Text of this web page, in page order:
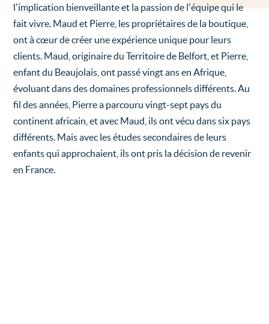
l’implication bienveillante et la passion de l’équipe qui le
fait vivre. Maud et Pierre, les propriétaires de la boutique,
ont à cœur de créer une expérience unique pour leurs
clients. Maud, originaire du Territoire de Belfort, et Pierre,
enfant du Beaujolais, ont passé vingt ans en Afrique,
évoluant dans des domaines professionnels différents. Au
fil des années, Pierre a parcouru vingt-sept pays du
continent africain, et avec Maud, ils ont vécu dans six pays
différents. Mais avec les études secondaires de leurs
enfants qui approchaient, ils ont pris la décision de revenir
en France.